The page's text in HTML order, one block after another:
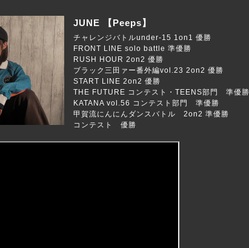
JUNE 【Peeps】
チャレンジバトルunder-15 1on1 優勝
FRONT LINE solo battle 準優勝
RUSH HOUR 2on2 優勝
ブラック三田ァー番外編vol.23 2on2 優勝
START LINE 2on2 優勝
THE FUTURE コンテスト・TEENS部門 準優勝
KATANA vol.56 コンテスト部門 準優勝
甲賀流にんにんダンスバトル 2on2 準優勝
コンテスト 優勝